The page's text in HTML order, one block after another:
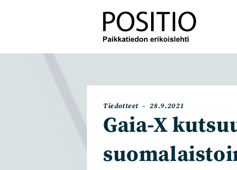
Artikkelin
kategoria:
Tiedotteet
Artikkeli
julkaistu:
28.9.2021
Gaia-X